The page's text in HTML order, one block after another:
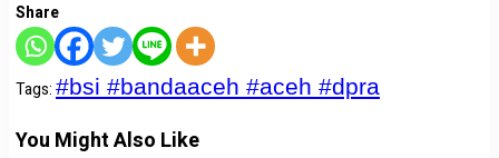
Share
Tags:#bsi #bandaaceh #aceh #dpra
You Might Also Like